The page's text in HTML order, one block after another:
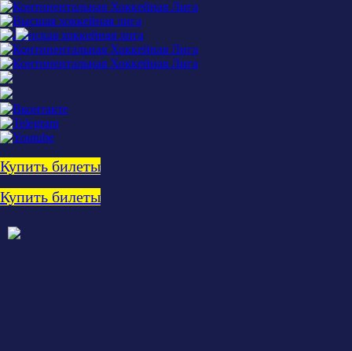
Купить билеты
Купить билеты